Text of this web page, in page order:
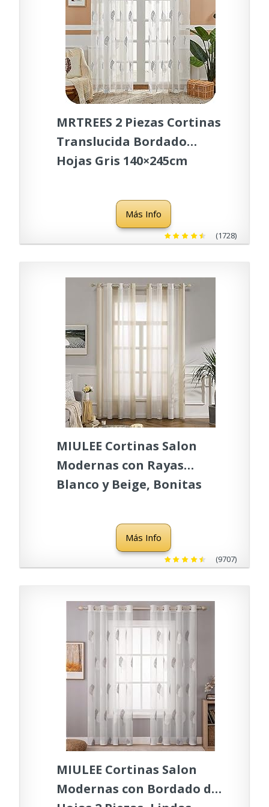
MRTREES 2 Piezas Cortinas
Translucida Bordado
Hojas Gris 140×245cm
con Ojales para
Dormitorio Ventanas
Habitacion Niños Sala
Más Info
(1728)
MIULEE Cortinas Salon
Modernas con Rayas
Blanco y Beige, Bonitas
Juvenil con Ojales,
Translucidas Visillos para
Ventanas Habitacion,
A140xL225CM
Más Info
(9707)
MIULEE Cortinas Salon
Modernas con Bordado de